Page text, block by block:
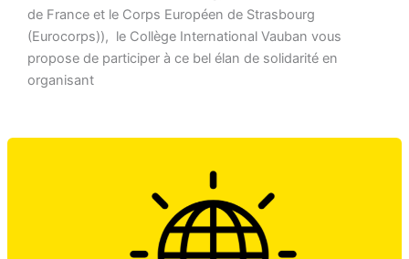
de France et le Corps Européen de Strasbourg
(Eurocorps)), le Collège International Vauban vous
propose de participer à ce bel élan de solidarité en
organisant